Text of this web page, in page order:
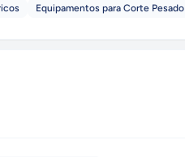
Equipamentos para Corte Pesado